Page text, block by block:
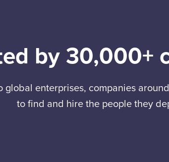
by 30,000+
global enterprises, companies
to find and hire the people they